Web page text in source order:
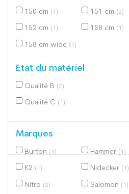
150 cm (1) 151 cm (2)
152 cm (1) 158 cm (1)
158 cm wide (1)
Etat du matériel
Qualité B (7)
Qualité C (1)
Marques
Burton (1) Hammer (1)
K2 (1) Nidecker (1)
Nitro (2) Salomon (1)